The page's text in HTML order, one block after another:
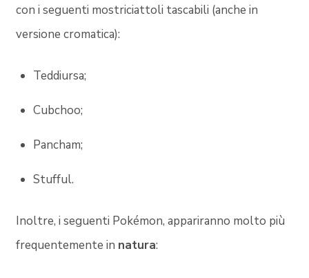
con i seguenti mostriciattoli tascabili (anche in
versione cromatica):
Teddiursa;
Cubchoo;
Pancham;
Stufful.
Inoltre, i seguenti Pokémon, appariranno molto più
frequentemente in natura: